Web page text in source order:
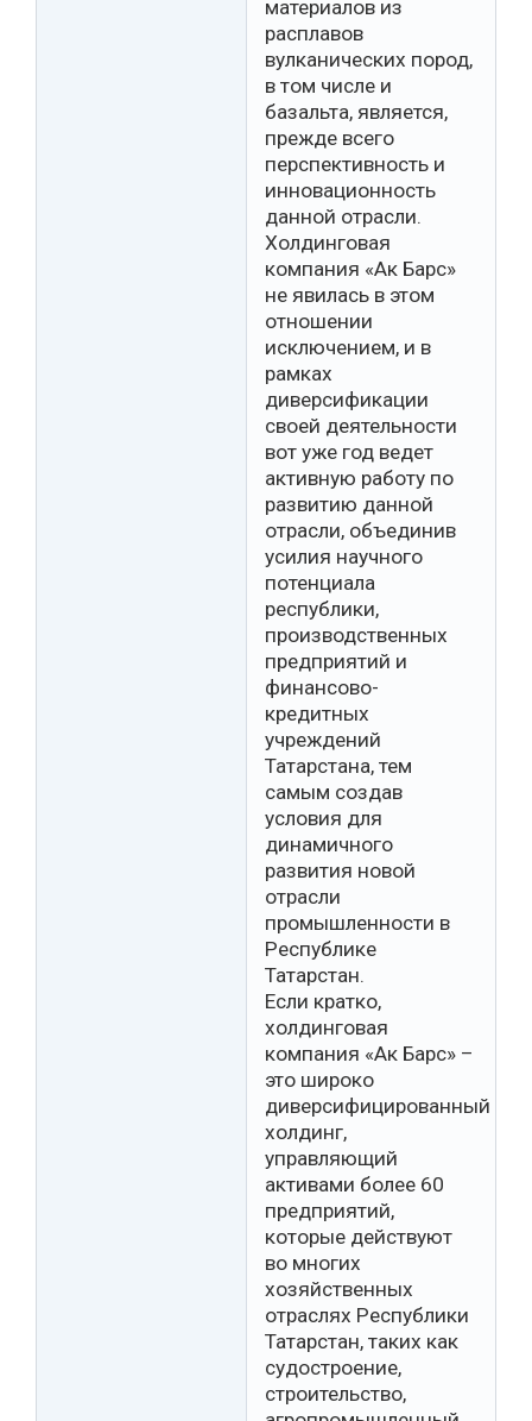
материалов из
расплавов
вулканических пород,
в том числе и
базальта, является,
прежде всего
перспективность и
инновационность
данной отрасли.
Холдинговая
компания «Ак Барс»
не явилась в этом
отношении
исключением, и в
рамках
диверсификации
своей деятельности
вот уже год ведет
активную работу по
развитию данной
отрасли, объединив
усилия научного
потенциала
республики,
производственных
предприятий и
финансово-
кредитных
учреждений
Татарстана, тем
самым создав
условия для
динамичного
развития новой
отрасли
промышленности в
Республике
Татарстан.
Если кратко,
холдинговая
компания «Ак Барс» –
это широко
диверсифицированный
холдинг,
управляющий
активами более 60
предприятий,
которые действуют
во многих
хозяйственных
отраслях Республики
Татарстан, таких как
судостроение,
строительство,